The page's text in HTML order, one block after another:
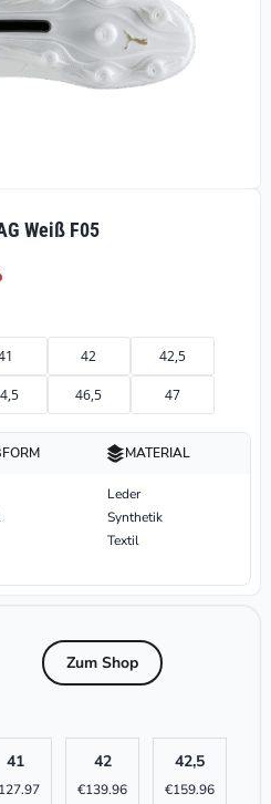
Weiß F05
42 42,5
46,5 47
MATERIAL
Leder
Synthetik
Textil
Zum Shop
41
127.97
42
€139.96
42,5
€159.96